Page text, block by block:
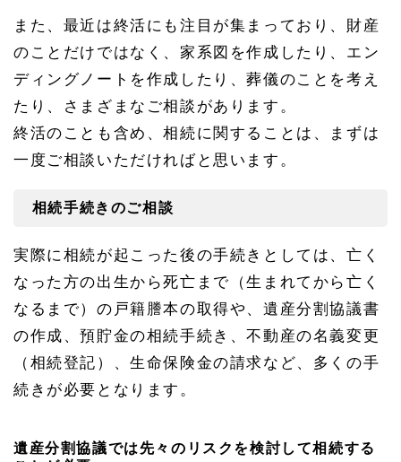
また、最近は終活にも注目が集まっており、財産
のことだけではなく、家系図を作成したり、エン
ディングノートを作成したり、葬儀のことを考え
たり、さまざまなご相談があります。
終活のことも含め、相続に関することは、まずは
一度ご相談いただければと思います。
相続手続きのご相談
実際に相続が起こった後の手続きとしては、亡く
なった方の出生から死亡まで（生まれてから亡く
なるまで）の戸籍謄本の取得や、遺産分割協議書
の作成、預貯金の相続手続き、不動産の名義変更
（相続登記）、生命保険金の請求など、多くの手
続きが必要となります。
遺産分割協議では先々のリスクを検討して相続する